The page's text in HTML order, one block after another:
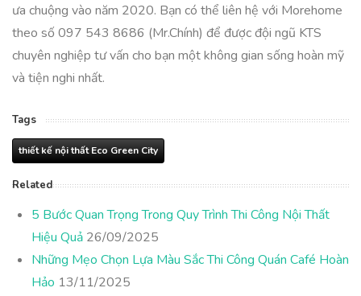
ưa chuộng vào năm 2020. Bạn có thể liên hệ với Morehome
theo số 097 543 8686 (Mr.Chính) để được đội ngũ KTS
chuyên nghiệp tư vấn cho bạn một không gian sống hoàn mỹ
và tiện nghi nhất.
Tags
thiết kế nội thất Eco Green City
Related
5 Bước Quan Trọng Trong Quy Trình Thi Công Nội Thất
Hiệu Quả 26/09/2025
Những Mẹo Chọn Lựa Màu Sắc Thi Công Quán Café Hoàn
Hảo 13/11/2025